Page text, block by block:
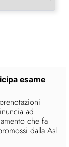
esame
ad
che fa
dalla Asl